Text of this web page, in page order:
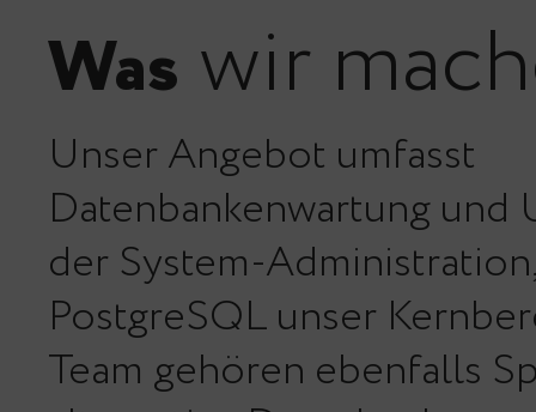
Was wir
Unser Angebot umfasst
Datenbankenwartung
der System-
PostgreSQL unser
Team gehören ebenfalls